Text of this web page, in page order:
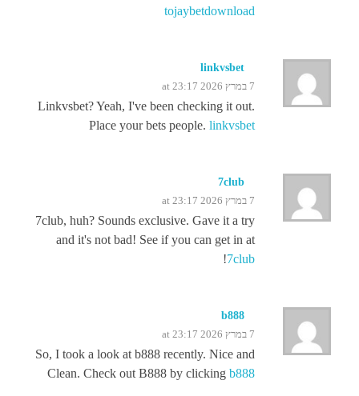
tojaybetdownload
linkvsbet
7 במרץ 2026 at 23:17
Linkvsbet? Yeah, I've been checking it out.
Place your bets people. linkvsbet
7club
7 במרץ 2026 at 23:17
7club, huh? Sounds exclusive. Gave it a try
and it's not bad! See if you can get in at
7club
!
b888
7 במרץ 2026 at 23:17
So, I took a look at b888 recently. Nice and
Clean. Check out B888 by clicking b888